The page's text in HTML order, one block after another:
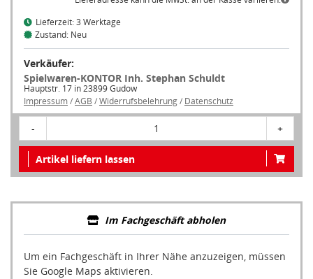
Lieferzeit: 3 Werktage
Zustand: Neu
Verkäufer:
Spielwaren-KONTOR Inh. Stephan Schuldt
Hauptstr. 17 in 23899 Gudow
Impressum/AGB /Widerrufsbelehrung/ Datenschutz
- 1 +
Artikel liefern lassen
Im Fachgeschäft abholen
Um ein Fachgeschäft in Ihrer Nähe anzuzeigen, müssen
Sie Google Maps aktivieren.